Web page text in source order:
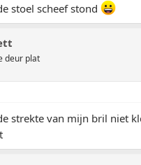
stoel scheef stond
deur plat
strekte van mijn bril niet